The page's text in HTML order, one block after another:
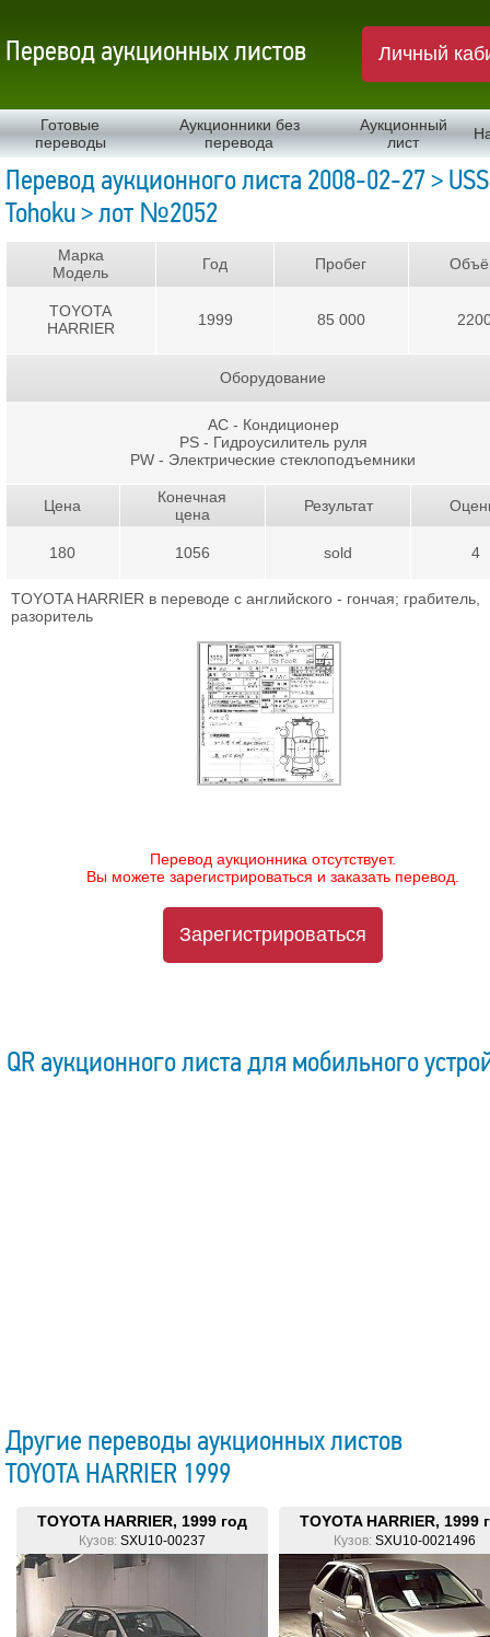
Перевод аукционных листов Личный
Готовые
переводы
Аукционники без
перевода
Аукционный
лист
Перевод аукционного листа 2008-02-27 > USS
Tohoku > лот №2052
Марка
Модель
TOYOTA
HARRIER
Год
1999
Пробег
85 000
Оборудование
AC - Кондиционер
PS - Гидроусилитель руля
PW - Электрические стеклоподъемники
Цена
180
Конечная
цена
1056
Результат
sold 4
TOYOTA HARRIER в переводе с английского - гончая; грабитель,
разоритель
Перевод аукционника отсутствует.
Вы можете зарегистрироваться и заказать перевод.
Зарегистрироваться
QR аукционного листа для мобильного
Другие переводы аукционных листов
TOYOTA HARRIER 1999
TOYOTA HARRIER, 1999 год
Кузов: SXU10-00237
TOYOTA HARRIER, 1999
Кузов: SXU10-0021496